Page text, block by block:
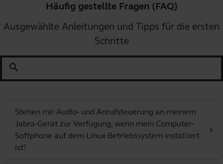
Häufig gestellte Fragen (FAQ)
Ausgewählte Anleitungen und Tipps für die ersten
Schritte
search
Stehen mir Audio- und Anrufsteuerung an meinem
Jabra-Gerät zur Verfügung, wenn mein Computer-
Softphone auf dem Linux-Betriebssystem installiert
ist?
chevron_right